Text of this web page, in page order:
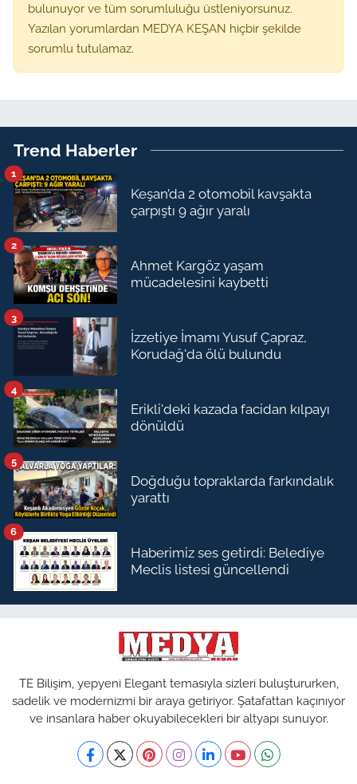
bulunuyor ve tüm sorumluluğu üstleniyorsunuz.
Yazılan yorumlardan MEDYA KEŞAN hiçbir şekilde
sorumlu tutulamaz.
Trend Haberler
Keşan’da 2 otomobil kavşakta
çarpıştı 9 ağır yaralı
1
Ahmet Kargöz yaşam
mücadelesini kaybetti
2
İzzetiye İmamı Yusuf Çapraz,
Korudağ'da ölü bulundu
3
Erikli'deki kazada facidan kılpayı
dönüldü
4
Doğduğu topraklarda farkındalık
yarattı
5
Haberimiz ses getirdi: Belediye
Meclis listesi güncellendi
6
TE Bilişim, yepyeni Elegant temasıyla sizleri buluştururken,
sadelik ve modernizmi bir araya getiriyor. Şatafattan kaçınıyor
ve insanlara haber okuyabilecekleri bir altyapı sunuyor.